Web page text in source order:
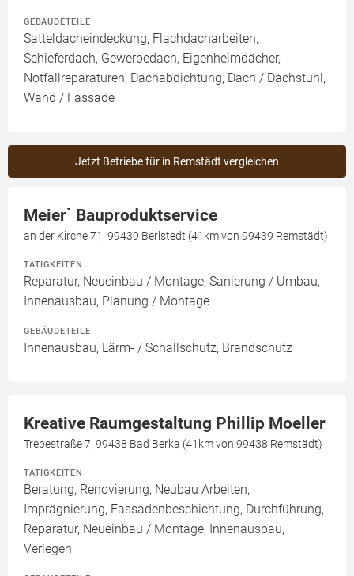
GEBÄUDETEILE
Satteldacheindeckung, Flachdacharbeiten,
Schieferdach, Gewerbedach, Eigenheimdächer,
Notfallreparaturen, Dachabdichtung, Dach / Dachstuhl,
Wand / Fassade
Jetzt Betriebe für in Remstädt vergleichen
Meier` Bauproduktservice
an der Kirche 71, 99439 Berlstedt (41km von 99439 Remstädt)
TÄTIGKEITEN
Reparatur, Neueinbau / Montage, Sanierung / Umbau,
Innenausbau, Planung / Montage
GEBÄUDETEILE
Innenausbau, Lärm- / Schallschutz, Brandschutz
Kreative Raumgestaltung Phillip Moeller
Trebestraße 7, 99438 Bad Berka (41km von 99438 Remstädt)
TÄTIGKEITEN
Beratung, Renovierung, Neubau Arbeiten,
Imprägnierung, Fassadenbeschichtung, Durchführung,
Reparatur, Neueinbau / Montage, Innenausbau,
Verlegen